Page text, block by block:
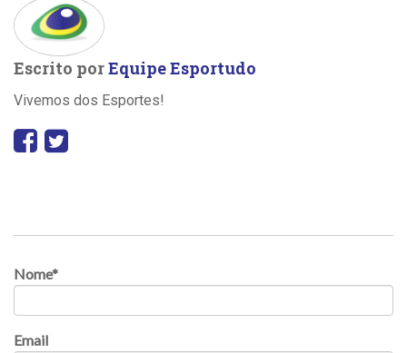
Escrito porEquipe Esportudo
Vivemos dos Esportes!
Nome*
Email